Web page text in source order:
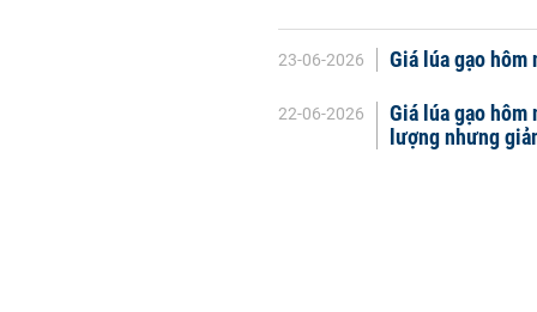
23-06-2026 Giá lúa gạo
22-06-2026
Giá lúa gạo hôm
lượng nhưng